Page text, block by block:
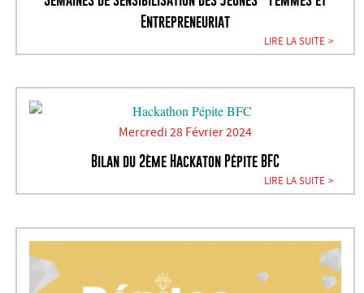
Entrepreneuriat
LIRE LA SUITE
Mercredi 28 Février 2024
Bilan du 2ème Hackaton Pépite BFC
LIRE LA SUITE